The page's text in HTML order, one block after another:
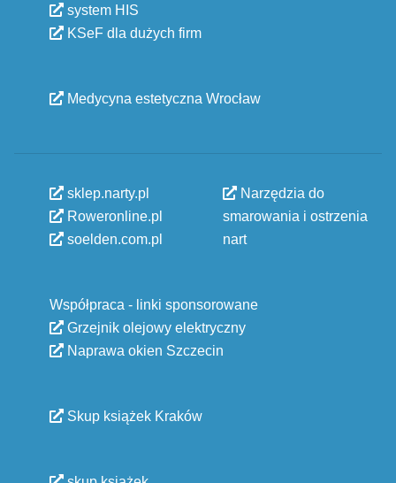
system HIS
KSeF dla dużych firm
Medycyna estetyczna Wrocław
sklep.narty.pl
Roweronline.pl
soelden.com.pl
Narzędzia do
smarowania i ostrzenia
nart
Współpraca - linki sponsorowane
Grzejnik olejowy elektryczny
Naprawa okien Szczecin
Skup książek Kraków